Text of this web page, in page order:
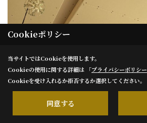
Cookieポリシー
当サイトではCookieを使用します。
Cookieの使用に関する詳細は 「プライバシーポリシー
Cookieを受け入れるか拒否するか選択してください。
同意する